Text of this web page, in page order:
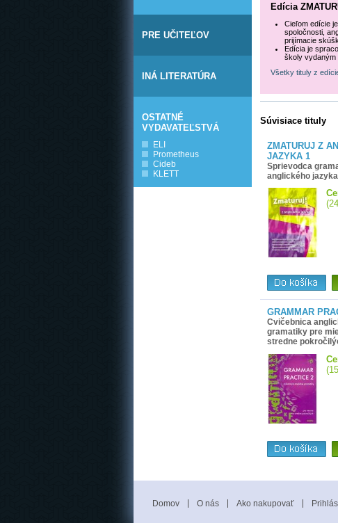
PRE UČITEĽOV
INÁ LITERATÚRA
OSTATNÉ
VYDAVATEĽSTVÁ
ELI
Prometheus
Cideb
KLETT
Edícia
Cieľom edície
spoločnosti,
prijímacie
Edícia je
školy vydaným
Všetky tituly z
Súvisiace tituly
ZMATURUJ Z
JAZYKA 1
Sprievodca
anglického jazyka
GRAMMAR
Cvičebnica
gramatiky pre
stredne
Domov O nás Ako nakupovať